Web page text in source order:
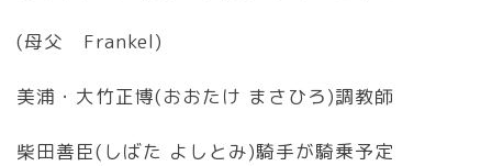
(母父 Frankel)
美浦・大竹正博(おおたけ まさひろ)調教師
柴田善臣(しばた よしとみ)騎手が騎乗予定